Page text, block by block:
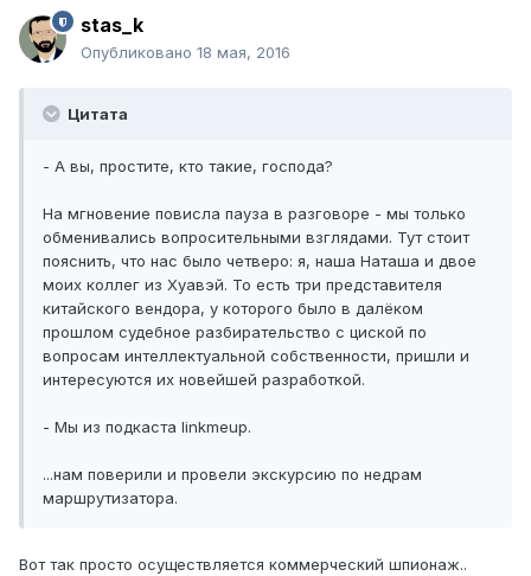
stas_k
Опубликовано 18 мая, 2016
Цитата
- А вы, простите, кто такие, господа?
На мгновение повисла пауза в разговоре - мы только
обменивались вопросительными взглядами. Тут стоит
пояснить, что нас было четверо: я, наша Наташа и двое
моих коллег из Хуавэй. То есть три представителя
китайского вендора, у которого было в далёком
прошлом судебное разбирательство с циской по
вопросам интеллектуальной собственности, пришли и
интересуются их новейшей разработкой.
- Мы из подкаста linkmeup.
...нам поверили и провели экскурсию по недрам
маршрутизатора.
Вот так просто осуществляется коммерческий шпионаж..